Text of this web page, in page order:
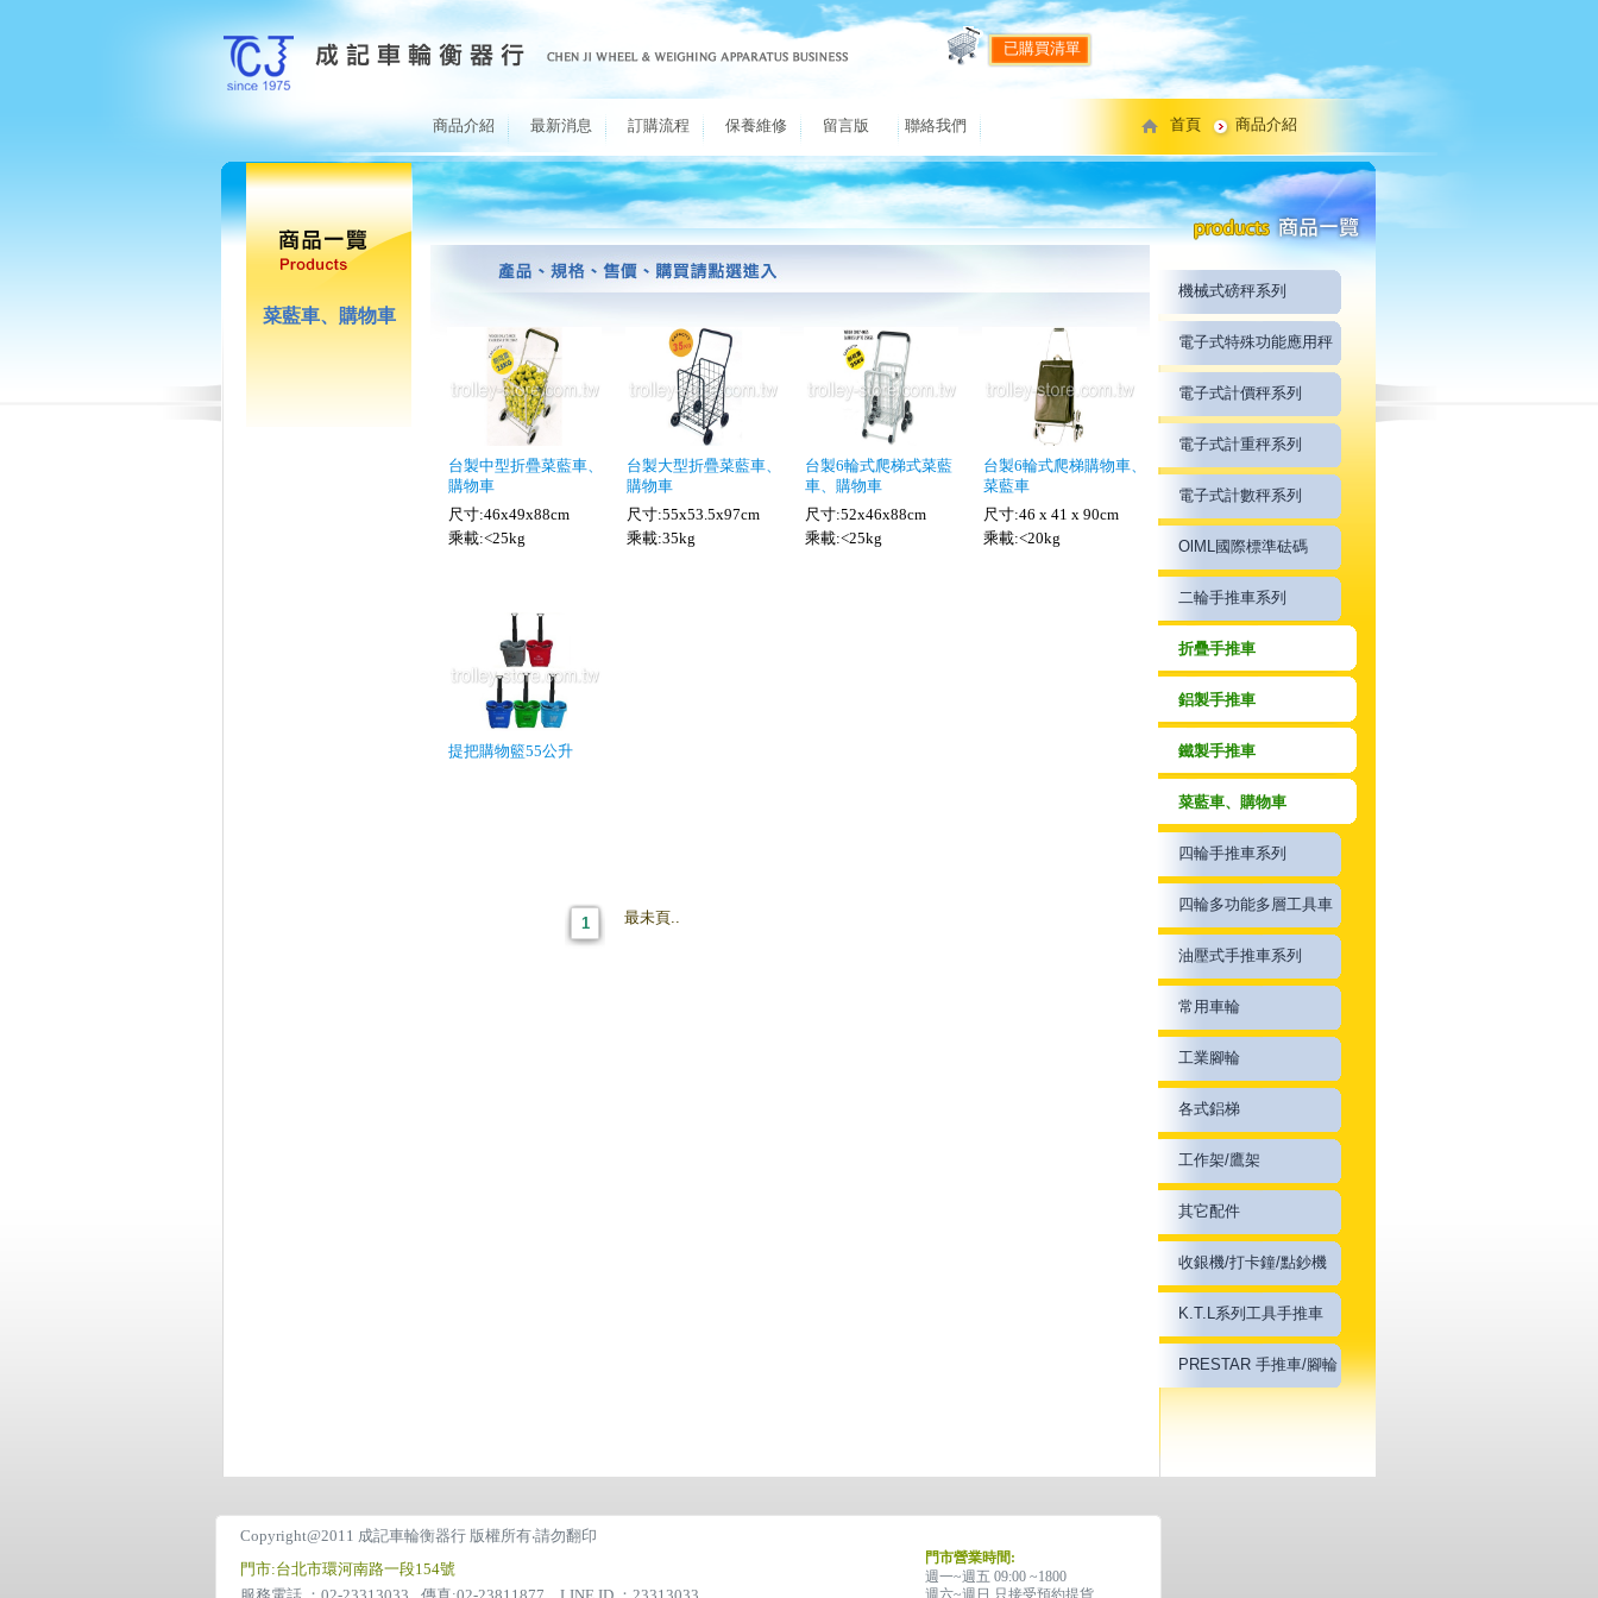
已購買清單
商品介紹 最新消息 訂購流程 保養維修 留言版 聯絡我們 首頁 商品介紹
機械式磅秤系列
電子式特殊功能應用秤
電子式計價秤系列
電子式計重秤系列
電子式計數秤系列
OlML國際標準砝碼
二輪手推車系列
折疊手推車
鋁製手推車
鐵製手推車
菜藍車、購物車
四輪手推車系列
四輪多功能多層工具車
油壓式手推車系列
常用車輪
工業腳輪
各式鋁梯
工作架/鷹架
其它配件
收銀機/打卡鐘/點鈔機
K.T.L系列工具手推車
PRESTAR 手推車/腳輪
菜藍車、購物車
台製中型折疊菜藍車、
購物車
尺寸:46x49x88cm
乘載:<25kg
台製大型折疊菜藍車、
購物車
尺寸:55x53.5x97cm
乘載:35kg
台製6輪式爬梯式菜藍
車、購物車
尺寸:52x46x88cm
乘載:<25kg
台製6輪式爬梯購物車、
菜藍車
尺寸:46 x 41 x 90cm
乘載:<20kg
提把購物籃55公升
1 最未頁..
Copyright@2011 成記車輪衡器行 版權所有‧請勿翻印
門市:台北市環河南路一段154號
門市營業時間:
週一~週五 09:00 ~1800
週六~週日 只接受預約提貨